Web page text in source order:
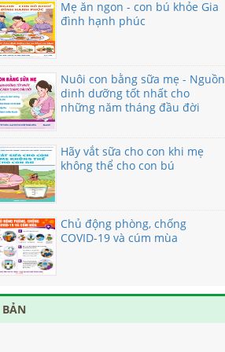
Mẹ ăn ngon - con bú khỏe Gia
đình hạnh phúc
Nuôi con bằng sữa mẹ - Nguồn
dinh dưỡng tốt nhất cho
những năm tháng đầu đời
Hãy vắt sữa cho con khi mẹ
không thể cho con bú
Chủ động phòng, chống
COVID-19 và cúm mùa